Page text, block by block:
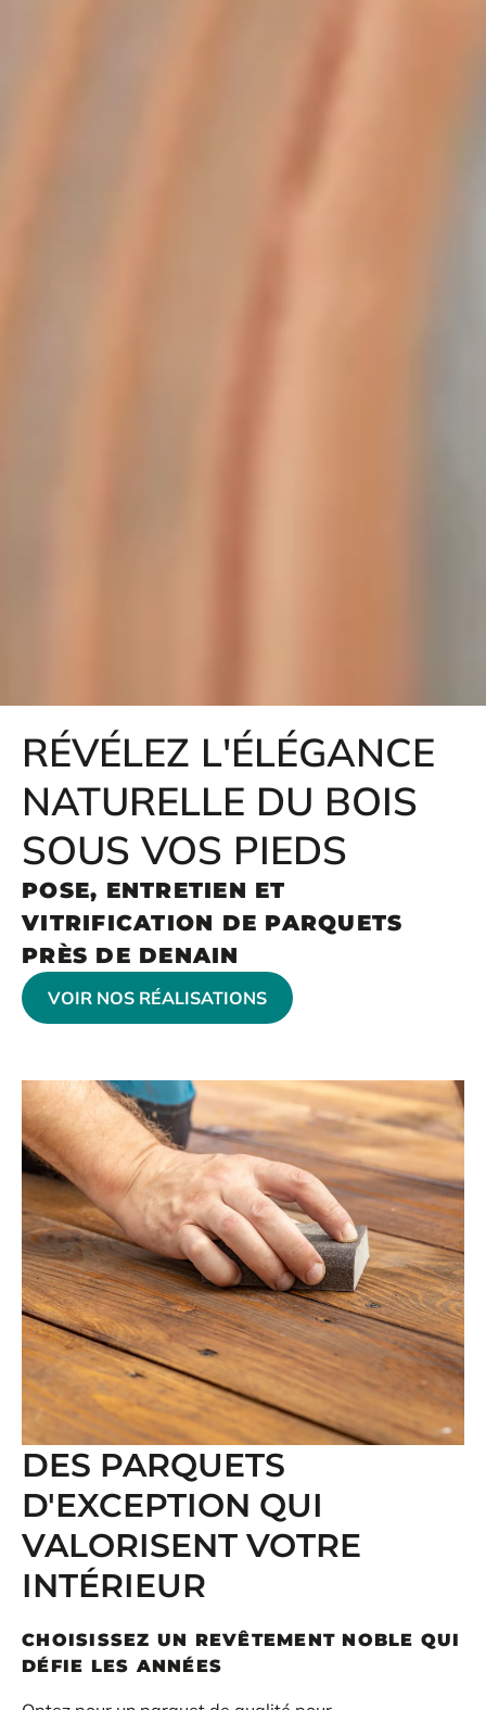
POSE, ENTRETIEN ET
VITRIFICATION DE PARQUETS
PRÈS DE DENAIN
RÉVÉLEZ L'ÉLÉGANCE
NATURELLE DU BOIS
SOUS VOS PIEDS
VOIR NOS RÉALISATIONS
DES PARQUETS
D'EXCEPTION QUI
VALORISENT VOTRE
INTÉRIEUR
CHOISISSEZ UN REVÊTEMENT NOBLE QUI
DÉFIE LES ANNÉES